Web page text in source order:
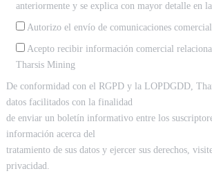
anteriormente y se explica con mayor detalle en la
Autorizo el envío de comunicaciones
Acepto recibir información comercial
Tharsis Mining
De conformidad con el RGPD y la LOPDGDD,
datos facilitados con la finalidad
de enviar un boletín informativo entre los
información acerca del
tratamiento de sus datos y ejercer sus derechos,
privacidad.